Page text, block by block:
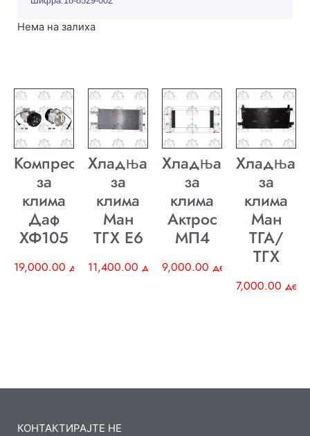
Нема на залиха
Компресор
за
клима
Даф
ХФ105
19,000.00 ден
Хладњак
за
клима
Ман
ТГХ E6
11,400.00 ден
Хладњак
за
клима
Актрос
МП4
9,000.00 ден
Хладњак
за
клима
Ман
ТГА/
ТГХ
7,000.00 ден
КОНТАКТИРАЈТЕ НЕ